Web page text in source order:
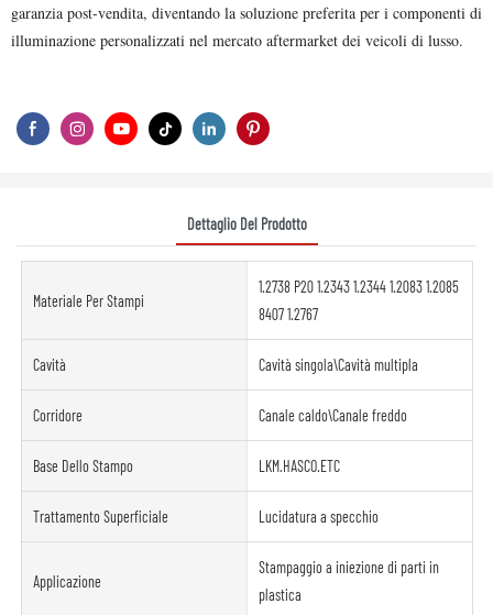
garanzia post-vendita, diventando la soluzione preferita per i componenti di
illuminazione personalizzati nel mercato aftermarket dei veicoli di lusso.
Dettaglio Del Prodotto
Materiale Per Stampi
1.2738 P20 1.2343 1.2344 1.2083 1.2085
8407 1.2767
Cavità Cavità singola\Cavità multipla
Corridore Canale caldo\Canale freddo
Base Dello Stampo LKM.HASCO.ETC
Trattamento Superficiale Lucidatura a specchio
Applicazione
Stampaggio a iniezione di parti in
plastica